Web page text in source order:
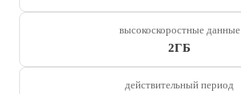
высокоскоростные данные
2ГБ
действительный период